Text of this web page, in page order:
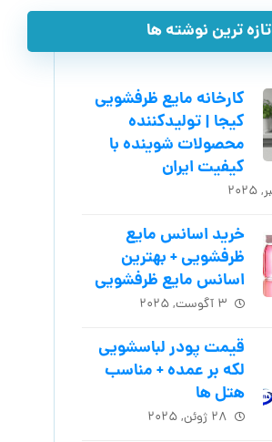
تازه ترین نوشته ها
کارخانه مایع ظرفشویی
کیجا | تولیدکننده
محصولات شوینده با
کیفیت ایران
خرید اسانس مایع
ظرفشویی + بهترین
اسانس مایع ظرفشویی
۳ آگوست, ۲۰۲۵
قیمت پودر لباسشویی
لکه بر عمده + مناسب
هتل ها
۲۸ ژوئن, ۲۰۲۵